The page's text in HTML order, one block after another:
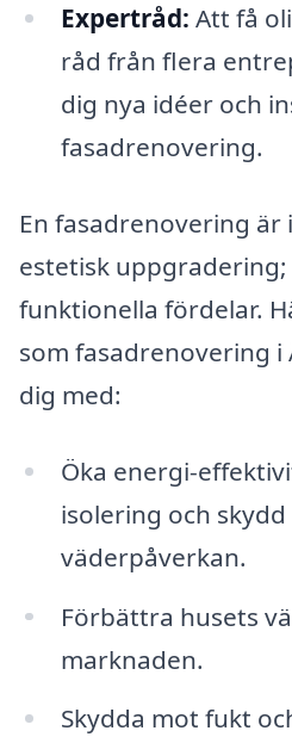
Expertråd: Att få
råd från flera
dig nya idéer och
fasadrenovering.
En fasadrenovering är
estetisk uppgradering;
funktionella fördelar.
som fasadrenovering i
dig med:
Öka energi-
isolering och
väderpåverkan.
Förbättra husets
marknaden.
Skydda mot fukt